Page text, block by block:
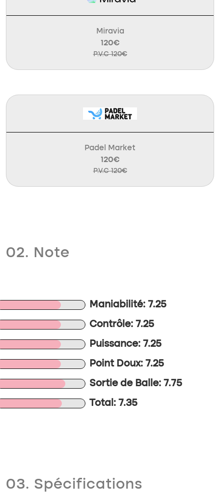
Miravia
120€
P.V.C 120€
Padel Market
120€
P.V.C 120€
02. Note
Maniabilité: 7.25
Contrôle: 7.25
Puissance: 7.25
Point Doux: 7.25
Sortie de Balle: 7.75
Total: 7.35
03. Spécifications